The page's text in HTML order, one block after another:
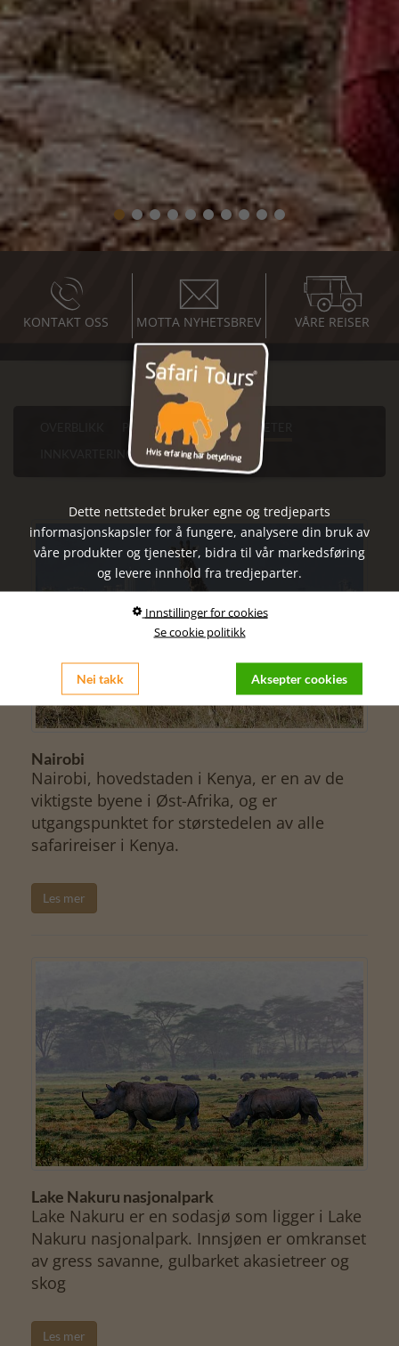
KONTAKT OSS MOTTA NYHETSBREV VÅRE REISER
PROGRAM
SEVERDIGHETER
INNKVARTERINGER
PRAKTISKE RÅD
Nairobi
Nairobi, hovedstaden i Kenya, er en av de
viktigste byene i Øst-Afrika, og er
utgangspunktet for størstedelen av alle
safarireiser i Kenya.
Les mer
Lake Nakuru nasjonalpark
Lake Nakuru er en sodasjø som ligger i Lake
Nakuru nasjonalpark. Innsjøen er omkranset
av gress savanne, gulbarket akasietreer og
skog
Les mer
Dette nettstedet bruker egne og tredjeparts
informasjonskapsler for å fungere, analysere din bruk av
våre produkter og tjenester, bidra til vår markedsføring
og levere innhold fra tredjeparter.
Innstillinger for cookies
Se cookie politikk
Nei takk Aksepter cookies